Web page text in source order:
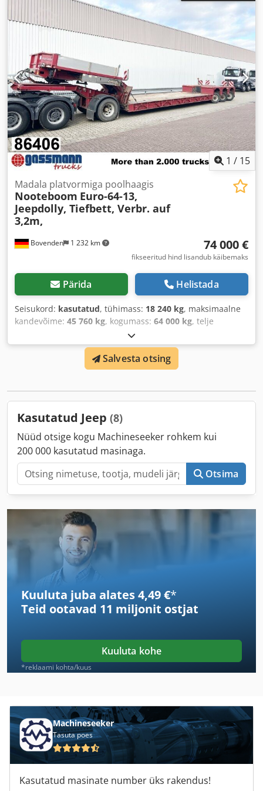
1 / 15
Bovenden 1 232 km
Madala platvormiga poolhaagis
Nooteboom Euro-64-13,
Jeepdolly, Tiefbett, Verbr. auf
3,2m,
74 000 €
fikseeritud hind lisandub käibemaks
Pärida Helistada
Seisukord: kasutatud, tühimass: 18 240 kg, maksimaalne
kandevõime: 45 760 kg, kogumass: 64 000 kg, telje
, esmane registreerimine:
laadimisruumi pikkus:12 120 mm, laadimisruumi laius:
, laadruumi kõrgus:550 mm, rehvi suurus:
, värv:punane, läbisõit:1 001 km
Salvesta otsing
Kasutatud Jeep (8)
Nüüd otsige kogu Machineseeker rohkem kui
200 000 kasutatud masinaga.
Otsima
Kuuluta juba alates 4,49 €*
Teid ootavad 11 miljonit ostjat
Kuuluta kohe
*reklaami kohta/kuus
Machineseeker
Tasuta poes
Kasutatud masinate number üks rakendus!